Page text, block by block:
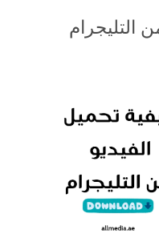
التليجرام